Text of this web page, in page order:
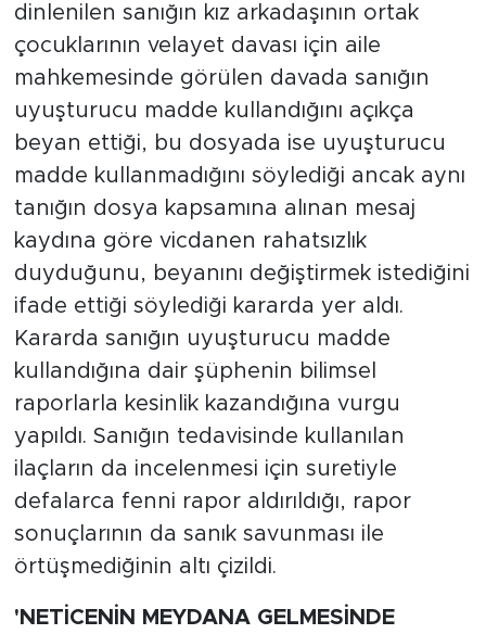
dinlenilen sanığın kız arkadaşının ortak
çocuklarının velayet davası için aile
mahkemesinde görülen davada sanığın
uyuşturucu madde kullandığını açıkça
beyan ettiği, bu dosyada ise uyuşturucu
madde kullanmadığını söylediği ancak aynı
tanığın dosya kapsamına alınan mesaj
kaydına göre vicdanen rahatsızlık
duyduğunu, beyanını değiştirmek istediğini
ifade ettiği söylediği kararda yer aldı.
Kararda sanığın uyuşturucu madde
kullandığına dair şüphenin bilimsel
raporlarla kesinlik kazandığına vurgu
yapıldı. Sanığın tedavisinde kullanılan
ilaçların da incelenmesi için suretiyle
defalarca fenni rapor aldırıldığı, rapor
sonuçlarının da sanık savunması ile
örtüşmediğinin altı çizildi.
'NETİCENİN MEYDANA GELMESİNDE